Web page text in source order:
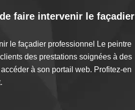
faire intervenir le façadier
le façadier professionnel Le peintre
des prestations soignées à des
à son portail web. Profitez-en